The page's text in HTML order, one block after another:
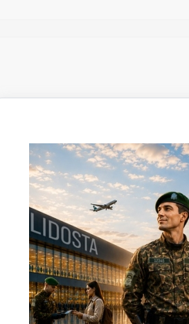
Vēlos atstāt savu e-pastu
Privātuma politika